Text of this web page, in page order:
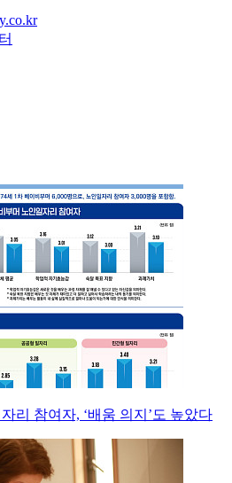
리 참여자, ‘배움 의지’도 높았다